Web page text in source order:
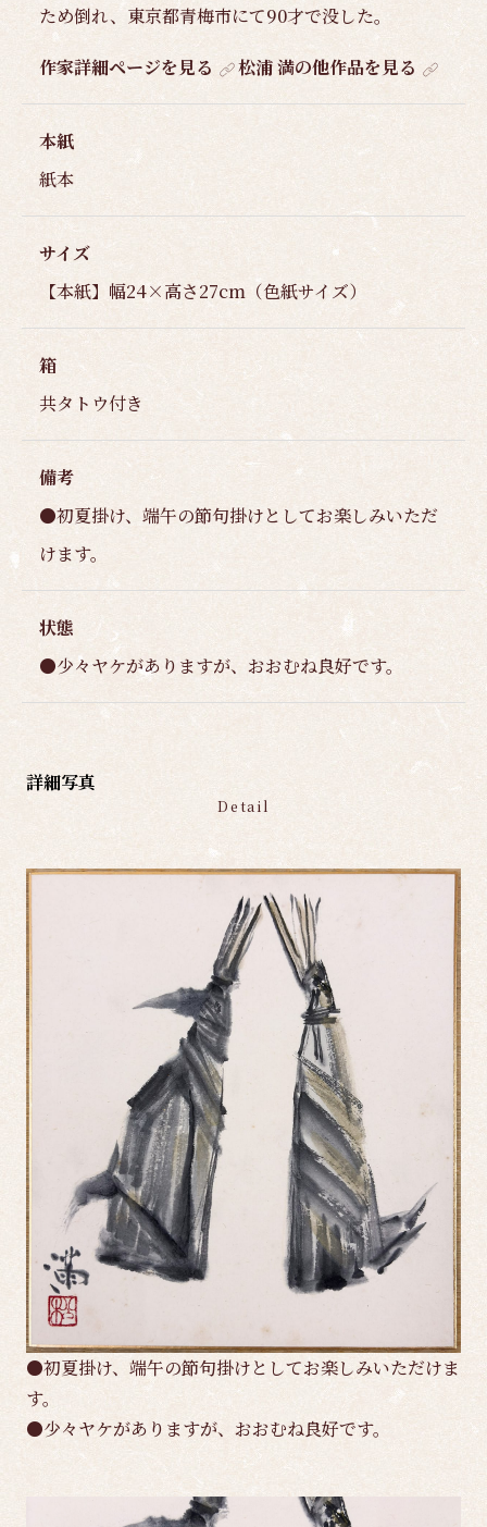
ため倒れ、東京都青梅市にて90才で没した。
作家詳細ページを見る 松浦 満の他作品を見る
本紙
紙本
サイズ
【本紙】幅24×高さ27cm（色紙サイズ）
箱
共タトウ付き
備考
●初夏掛け、端午の節句掛けとしてお楽しみいただ
けます。
状態
●少々ヤケがありますが、おおむね良好です。
詳細写真
Detail
●初夏掛け、端午の節句掛けとしてお楽しみいただけま
す。
●少々ヤケがありますが、おおむね良好です。